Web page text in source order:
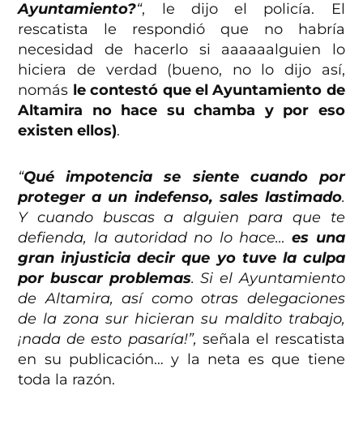
Ayuntamiento?“, le dijo el policía. El
rescatista le respondió que no habría
necesidad de hacerlo si aaaaaalguien lo
hiciera de verdad (bueno, no lo dijo así,
nomás le contestó que el Ayuntamiento de
Altamira no hace su chamba y por eso
existen ellos).
“Qué impotencia se siente cuando por
proteger a un indefenso, sales lastimado.
Y cuando buscas a alguien para que te
defienda, la autoridad no lo hace…es una
gran injusticia decir que yo tuve la culpa
por buscar problemas. Si el Ayuntamiento
de Altamira, así como otras delegaciones
de la zona sur hicieran su maldito trabajo,
¡nada de esto pasaría!”, señala el rescatista
en su publicación… y la neta es que tiene
toda la razón.